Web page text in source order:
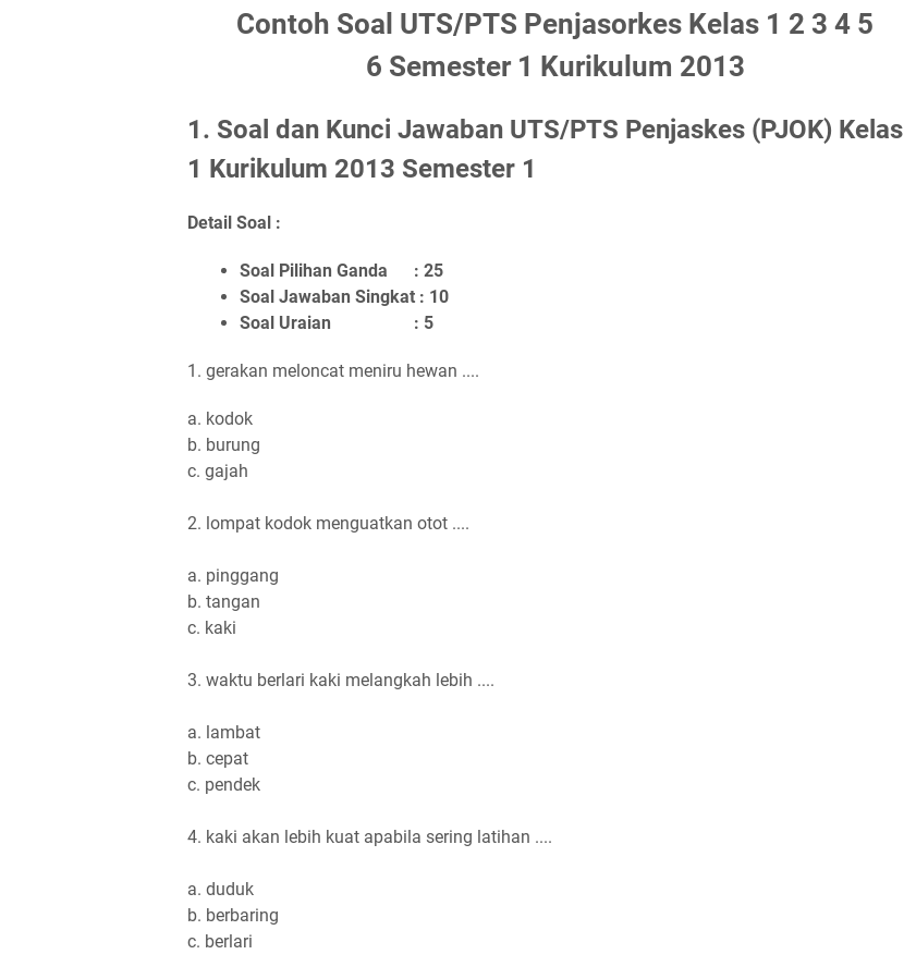
Contoh Soal UTS/PTS Penjasorkes Kelas 1 2 3 4 5
6 Semester 1 Kurikulum 2013
1. Soal dan Kunci Jawaban UTS/PTS Penjaskes (PJOK) Kelas
1 Kurikulum 2013 Semester 1
Detail Soal :
Soal Pilihan Ganda : 25
Soal Jawaban Singkat : 10
Soal Uraian : 5
1. gerakan meloncat meniru hewan ....
a. kodok
b. burung
c. gajah
2. lompat kodok menguatkan otot ....
a. pinggang
b. tangan
c. kaki
3. waktu berlari kaki melangkah lebih ....
a. lambat
b. cepat
c. pendek
4. kaki akan lebih kuat apabila sering latihan ....
a. duduk
b. berbaring
c. berlari